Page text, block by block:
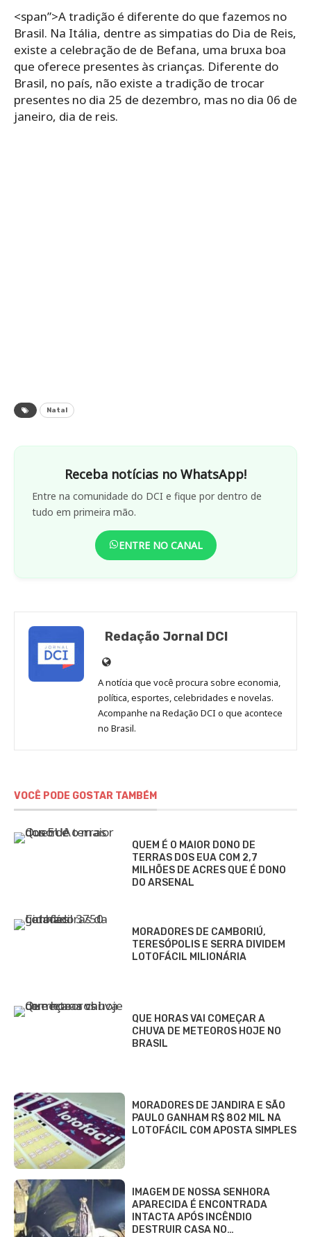
<span”>A tradição é diferente do que fazemos no
Brasil. Na Itália, dentre as simpatias do Dia de Reis,
existe a celebração de de Befana, uma bruxa boa
que oferece presentes às crianças. Diferente do
Brasil, no país, não existe a tradição de trocar
presentes no dia 25 de dezembro, mas no dia 06 de
janeiro, dia de reis.
Natal
Receba notícias no WhatsApp!
Entre na comunidade do DCI e fique por dentro de
tudo em primeira mão.
ENTRE NO CANAL
Redação Jornal DCI
Site
de
Redação
Jornal
DCI
A notícia que você procura sobre economia,
política, esportes, celebridades e novelas.
Acompanhe na Redação DCI o que acontece
no Brasil.
VOCÊ PODE GOSTAR TAMBÉM
QUEM É O MAIOR DONO DE
TERRAS DOS EUA COM 2,7
MILHÕES DE ACRES QUE É DONO
DO ARSENAL
MORADORES DE CAMBORIÚ,
TERESÓPOLIS E SERRA DIVIDEM
LOTOFÁCIL MILIONÁRIA
QUE HORAS VAI COMEÇAR A
CHUVA DE METEOROS HOJE NO
BRASIL
MORADORES DE JANDIRA E SÃO
PAULO GANHAM R$ 802 MIL NA
LOTOFÁCIL COM APOSTA SIMPLES
IMAGEM DE NOSSA SENHORA
APARECIDA É ENCONTRADA
INTACTA APÓS INCÊNDIO
DESTRUIR CASA NO…